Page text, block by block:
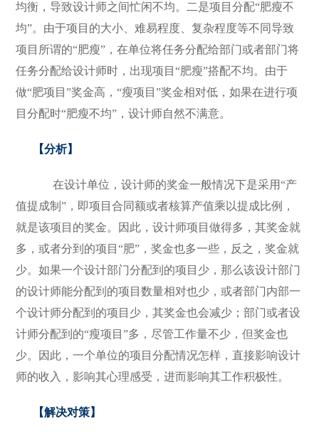
均衡，导致设计师之间忙闲不均。二是项目分配“肥瘦不
均”。由于项目的大小、难易程度、复杂程度等不同导致
项目所谓的“肥瘦”，在单位将任务分配给部门或者部门将
任务分配给设计师时，出现项目“肥瘦”搭配不均。由于
做“肥项目”奖金高，“瘦项目”奖金相对低，如果在进行项
目分配时“肥瘦不均”，设计师自然不满意。
【分析】
在设计单位，设计师的奖金一般情况下是采用“产
值提成制”，即项目合同额或者核算产值乘以提成比例，
就是该项目的奖金。因此，设计师项目做得多，其奖金就
多，或者分到的项目“肥”，奖金也多一些，反之，奖金就
少。如果一个设计部门分配到的项目少，那么该设计部门
的设计师能分配到的项目数量相对也少，或者部门内部一
个设计师分配到的项目少，其奖金也会减少；部门或者设
计师分配到的“瘦项目”多，尽管工作量不少，但奖金也
少。因此，一个单位的项目分配情况怎样，直接影响设计
师的收入，影响其心理感受，进而影响其工作积极性。
【解决对策】